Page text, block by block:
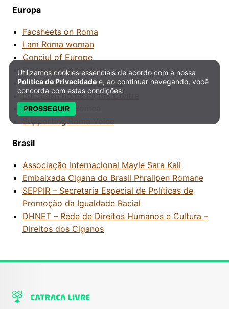
Europa
Facsheets on Roma
I am Roma woman
Conciul of Europe
European Comission
Open Society Foundations
European Roma Rights Centre
News Server Romea
Brasil
Associação Internacional Mayle Sara Kali
Embaixada Cigana do Brasil Phralipen Romane
SEPPIR – Secretaria Especial de Políticas de
Promoção da Igualdade Racial
DHNET – Rede de Direitos Humanos e Cultura –
Direitos dos Ciganos
Política de Privacidade e Cookies
Utilizamos cookies essenciais de acordo com a nossa
Política de Privacidade e, ao continuar navegando, você
concorda com estas condições:
PROSSEGUIR